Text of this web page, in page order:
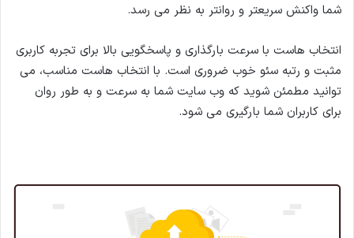
شما واکنش سریعتر و روانتر به نظر می رسد.
انتخاب هاست با سرعت بارگذاری و پاسخگویی بالا برای تجربه کاربری
مثبت و رتبه سئو خوب ضروری است. با انتخاب هاست مناسب، می
توانید مطمئن شوید که وب سایت شما به سرعت و به طور روان
برای کاربران شما بارگیری می شود.